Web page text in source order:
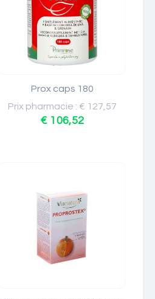
Prox caps 180
Prix pharmacie : € 127,57
€ 106,52